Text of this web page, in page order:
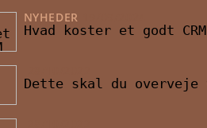
NYHEDER
Hvad koster et godt
Dette skal du